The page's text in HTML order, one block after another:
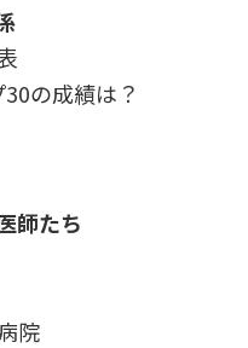
の成績は？
師たち
院